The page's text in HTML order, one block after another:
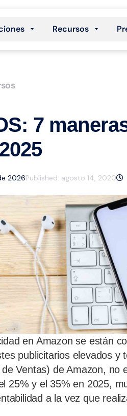
Recursos
7
2026Published: agosto 14, 2020
en Amazon se están
publicitarios elevados y
Ventas) de Amazon, no
25% y el 35% en 2025,
a la vez que